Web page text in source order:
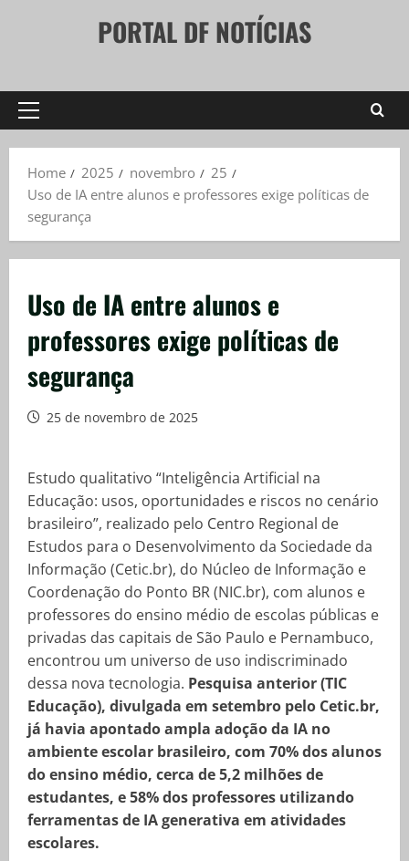
PORTAL DF NOTÍCIAS
Primary
Home
2025 novembro
25
Uso de IA entre alunos e professores exige políticas de
segurança
Uso de IA entre alunos e
professores exige políticas de
segurança
25 de novembro de 2025
Estudo qualitativo “Inteligência Artificial na
Educação: usos, oportunidades e riscos no cenário
brasileiro”, realizado pelo Centro Regional de
Estudos para o Desenvolvimento da Sociedade da
Informação (Cetic.br), do Núcleo de Informação e
Coordenação do Ponto BR (NIC.br), com alunos e
professores do ensino médio de escolas públicas e
privadas das capitais de São Paulo e Pernambuco,
encontrou um universo de uso indiscriminado
dessa nova tecnologia. Pesquisa anterior (TIC
Educação), divulgada em setembro pelo Cetic.br,
já havia apontado ampla adoção da IA no
ambiente escolar brasileiro, com 70% dos alunos
do ensino médio, cerca de 5,2 milhões de
estudantes, e 58% dos professores utilizando
ferramentas de IA generativa em atividades
escolares.